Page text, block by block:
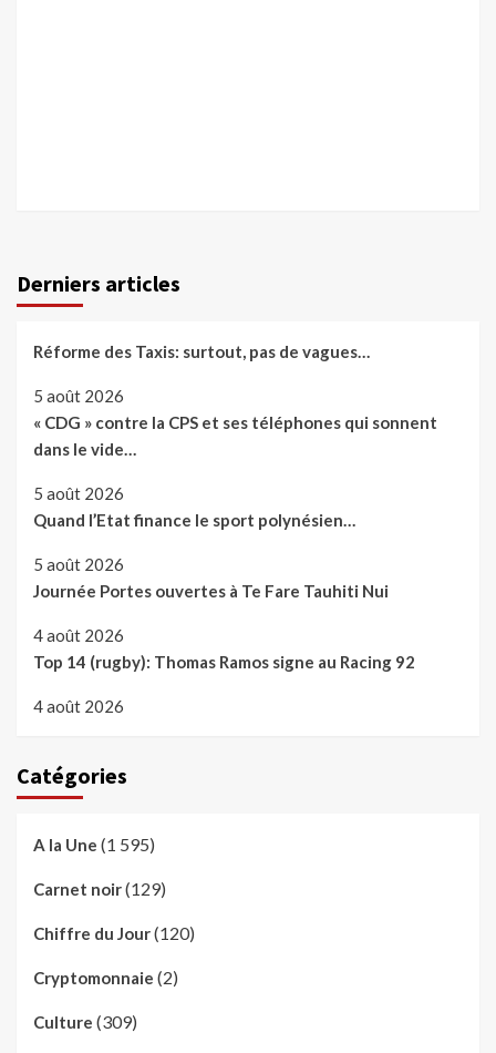
Derniers articles
Réforme des Taxis: surtout, pas de vagues…
5 août 2026
« CDG » contre la CPS et ses téléphones qui sonnent
dans le vide…
5 août 2026
Quand l’Etat finance le sport polynésien…
5 août 2026
Journée Portes ouvertes à Te Fare Tauhiti Nui
4 août 2026
Top 14 (rugby): Thomas Ramos signe au Racing 92
4 août 2026
Catégories
A la Une (1 595)
Carnet noir(129)
Chiffre du Jour(120)
Cryptomonnaie (2)
Culture (309)